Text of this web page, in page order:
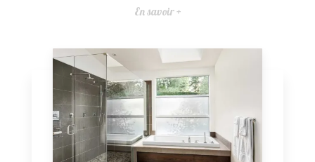
En savoir +